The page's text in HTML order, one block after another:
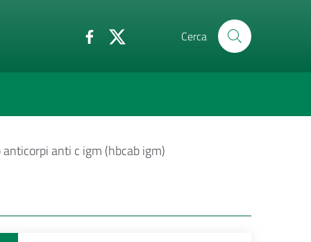
Cerca
anti c igm (hbcab igm)